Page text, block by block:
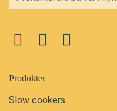
Produkter
Slow cookers